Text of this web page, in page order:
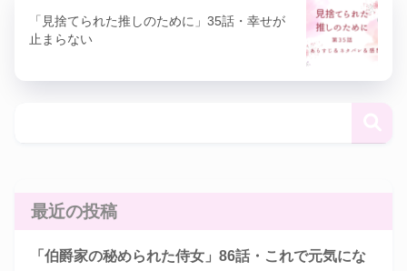
「見捨てられた推しのために」35話・幸せが
止まらない
最近の投稿
「伯爵家の秘められた侍女」86話・これで元気にな